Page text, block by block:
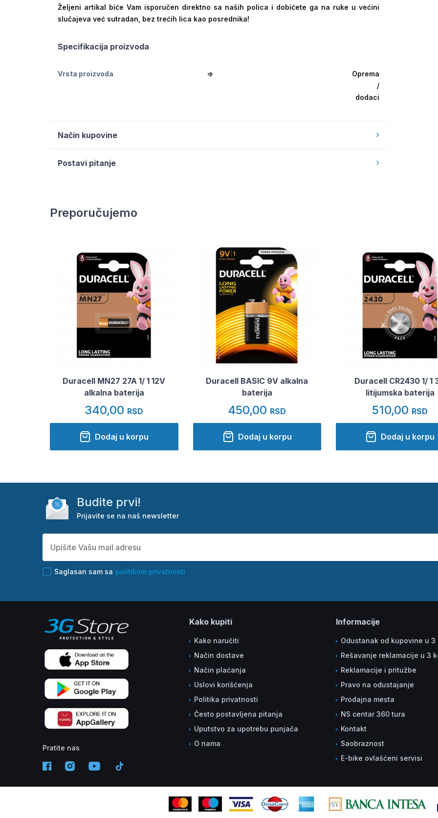
Željeni artikal biće Vam isporučen direktno sa naših polica i dobićete ga na ruke u većini
slučajeva već sutradan, bez trećih lica kao posrednika!
Specifikacija proizvoda
Vrsta proizvoda =>
Oprema
/
dodaci
Način kupovine
Postavi pitanje
Preporučujemo
Duracell MN27 27A 1/ 1 12V
alkalna baterija
340,00 RSD
Dodaj u korpu
Duracell BASIC 9V alkalna
baterija
450,00 RSD
Dodaj u korpu
Duracell CR2430 1/ 1
litijumska baterija
510,00 RSD
Dodaj u korpu
Budite prvi!
Prijavite se na naš newsletter
Saglasan sam sa politikom privatnosti
Pratite nas
Kako kupiti
Kako naručiti
Način dostave
Način plaćanja
Uslovi korišćenja
Politika privatnosti
Često postavljena pitanja
Uputstvo za upotrebu punjača
O nama
Informacije
Odustanak od kupovine u 3
Rešavanje reklamacije u 3
Reklamacije i pritužbe
Pravo na odustajanje
Prodajna mesta
NS centar 360 tura
Kontakt
Saobraznost
E-bike ovlašćeni servisi